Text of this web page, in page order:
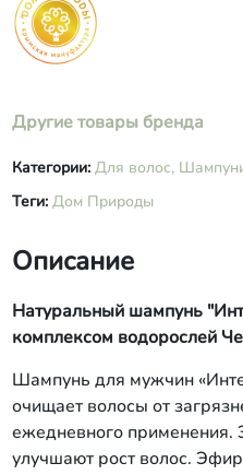
Другие товары бренда
Категории: Для волос,
Теги: Дом Природы
Описание
Натуральный шампунь
комплексом водорослей
Шампунь для мужчин
очищает волосы от
ежедневного применения.
улучшают рост волос.